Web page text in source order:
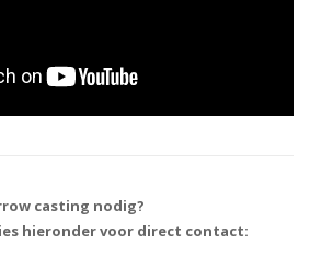
casting nodig?
hieronder voor direct contact: